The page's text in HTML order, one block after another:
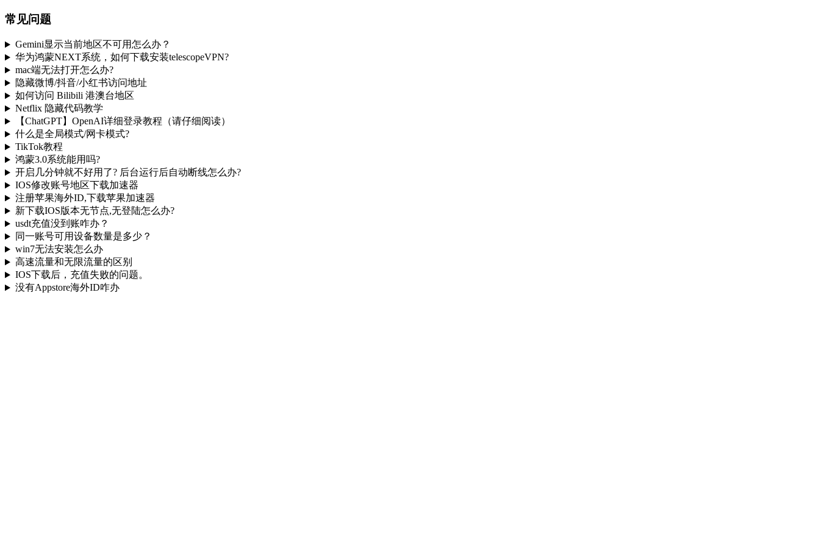
常见问题
Gemini显示当前地区不可用怎么办？
华为鸿蒙NEXT系统，如何下载安装telescopeVPN?
mac端无法打开怎么办?
隐藏微博/抖音/小红书访问地址
如何访问 Bilibili 港澳台地区
Netflix 隐藏代码教学
【ChatGPT】OpenAI详细登录教程（请仔细阅读）
什么是全局模式/网卡模式?
TikTok教程
鸿蒙3.0系统能用吗?
开启几分钟就不好用了? 后台运行后自动断线怎么办?
IOS修改账号地区下载加速器
注册苹果海外ID,下载苹果加速器
新下载IOS版本无节点,无登陆怎么办?
usdt充值没到账咋办？
同一账号可用设备数量是多少？
win7无法安装怎么办
高速流量和无限流量的区别
IOS下载后，充值失败的问题。
没有Appstore海外ID咋办